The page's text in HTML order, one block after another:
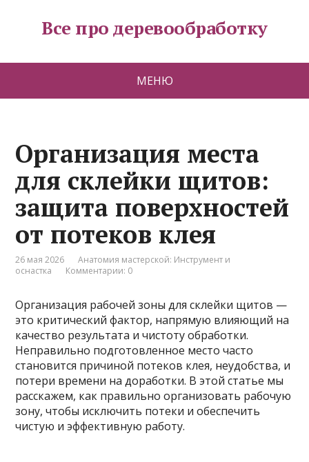
Все про деревообработку
МЕНЮ
Организация места
для склейки щитов:
защита поверхностей
от потеков клея
26 мая 2026
Анатомия мастерской: Инструмент и
оснастка
Комментарии: 0
Организация рабочей зоны для склейки щитов —
это критический фактор, напрямую влияющий на
качество результата и чистоту обработки.
Неправильно подготовленное место часто
становится причиной потеков клея, неудобства, и
потери времени на доработки. В этой статье мы
расскажем, как правильно организовать рабочую
зону, чтобы исключить потеки и обеспечить
чистую и эффективную работу.